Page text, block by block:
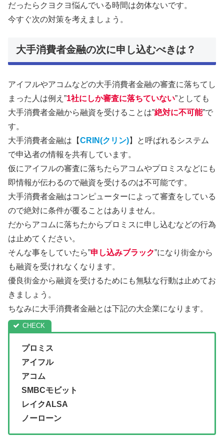
だったらクヨクヨ悩んでいる時間は勿体ないです。
今すぐ次の対策を考えましょう。
大手消費者金融の次に申し込むべきは？
アイフルやアコムなどの大手消費者金融の審査に落ちてし
まった人は例え”1社にしか審査に落ちていない”としても
大手消費者金融から融資を受けることは”絶対に不可能”で
す。
大手消費者金融は【CRIN(クリン)】と呼ばれるシステム
で申込者の情報を共有しています。
仮にアイフルの審査に落ちたらアコムやプロミスなどにも
即情報が伝わるので融資を受けるのは不可能です。
大手消費者金融はコンピューターによって審査をしている
ので絶対に条件が覆ることはありません。
だからアコムに落ちたからプロミスに申し込むなどの行為
は止めてください。
そんな事をしていたら”申し込みブラック”になり街金から
も融資を受けれなくなります。
優良街金から融資を受けるためにも無駄な行動は止めてお
きましょう。
ちなみに大手消費者金融とは下記の大企業になります。
プロミス
アイフル
アコム
SMBCモビット
レイクALSA
ノーローン